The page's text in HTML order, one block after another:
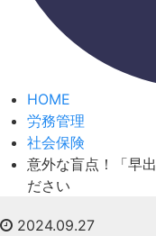
HOME
労務管理
社会保険
意外な盲点！「早
ださい
2024.09.27